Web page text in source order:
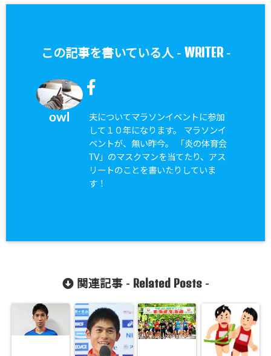
この記事を書いている人 - WRITER-
owl
夫についてマラソンイベントに参加
して１０年になります。 マラソンイ
ベントが、無い昨今。 「炎の体育会
TV」のマスクマンを当てたり、アス
リートのことを書いたりしていま
す！
関連記事 - Related Posts-